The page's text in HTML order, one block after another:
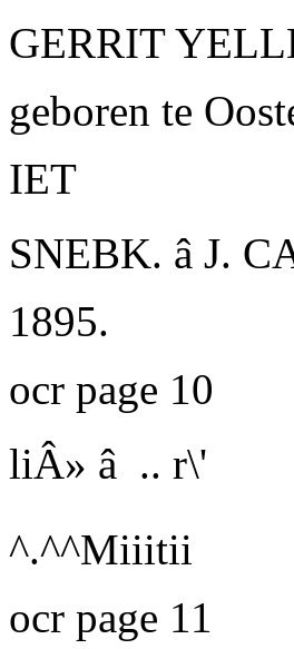
GERRIT
geboren te
IET
SNEBK. â J.
1895.
ocr page 10
liÂ» â .. r\'
^.^^Miiitii
ocr page 11